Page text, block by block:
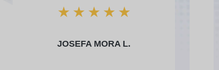
★ ★ ★ ★ ★
JOSEFA MORA L.